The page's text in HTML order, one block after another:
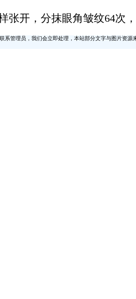
开，分抹眼角皱纹64次，
管理员，我们会立即处理，本站部分文字与图片资